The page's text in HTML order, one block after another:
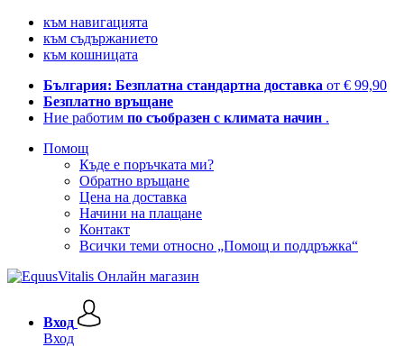
към навигацията
към съдържанието
към кошницата
България: Безплатна стандартна доставка от € 99,90
Безплатно връщане
Ние работим по съобразен с климата начин .
Помощ
Къде е поръчката ми?
Обратно връщане
Цена на доставка
Начини на плащане
Контакт
Всички теми относно „Помощ и поддръжка“
Вход
Вход